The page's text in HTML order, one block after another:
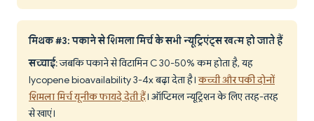
मिथक #3: पकाने से शिमला मिर्च के सभी न्यूट्रिएंट्स खत्म हो जाते हैं
सच्चाई: जबकि पकाने से विटामिन C 30-50% कम होता है, यह
lycopene bioavailability 3-4x बढ़ा देता है।कच्ची और पकी दोनों
शिमला मिर्च यूनीक फायदे देती हैं। ऑप्टिमल न्यूट्रिशन के लिए तरह-तरह
से खाएं।